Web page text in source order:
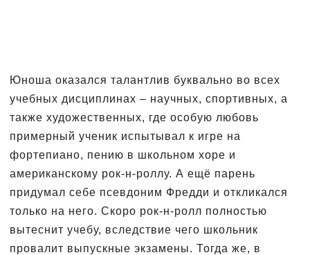
Юноша оказался талантлив буквально во всех
учебных дисциплинах – научных, спортивных, а
также художественных, где особую любовь
примерный ученик испытывал к игре на
фортепиано, пению в школьном хоре и
американскому рок-н-роллу. А ещё парень
придумал себе псевдоним Фредди и откликался
только на него. Скоро рок-н-ролл полностью
вытеснит учебу, вследствие чего школьник
провалит выпускные экзамены. Тогда же, в